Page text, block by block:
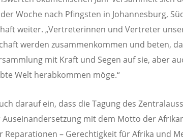
Woche nach Pfingsten in Johannesburg,
weiter. „Vertreterinnen und Vertreter
werden zusammenkommen und beten,
mit Kraft und Segen auf sie, aber
Welt herabkommen möge.“
darauf ein, dass die Tagung des
Auseinandersetzung mit dem Motto der
Reparationen – Gerechtigkeit für Afrika und